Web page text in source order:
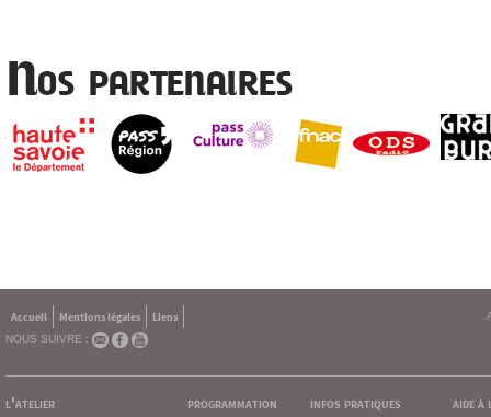
Nos partenaires
Accueil Mentions légales
Liens
NOUS SUIVRE :
l'atelier programmation infos pratiques aide